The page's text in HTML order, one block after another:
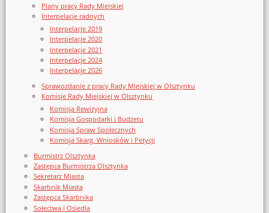
Plany pracy Rady Miejskiej
Interpelacje radnych
Interpelacje 2019
Interpelacje 2020
Interpelacje 2021
Interpelacje 2024
Interpelacje 2026
Sprawozdanie z pracy Rady Miejskiej w Olsztynku
Komisje Rady Miejskiej w Olsztynku
Komisja Rewizyjna
Komisja Gospodarki i Budżetu
Komisja Spraw Społecznych
Komisja Skarg, Wniosków i Petycji
Burmistrz Olsztynka
Zastępca Burmistrza Olsztynka
Sekretarz Miasta
Skarbnik Miasta
Zastępca Skarbnika
Sołectwa i Osiedla